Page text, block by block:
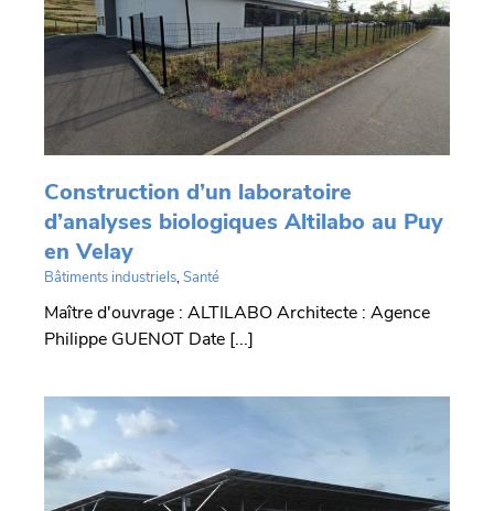
Construction d’un laboratoire
d’analyses biologiques Altilabo au Puy
en Velay
Bâtiments industriels,Santé
Maître d'ouvrage : ALTILABO Architecte : Agence
Philippe GUENOT Date [...]